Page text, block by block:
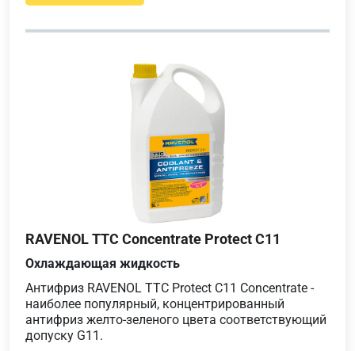
RAVENOL TTC Concentrate Protect C11
Охлаждающая жидкость
Антифриз RAVENOL TTC Protect C11 Concentrate -
наиболее популярный, концентрированный
антифриз желто-зеленого цвета соответствующий
допуску G11.